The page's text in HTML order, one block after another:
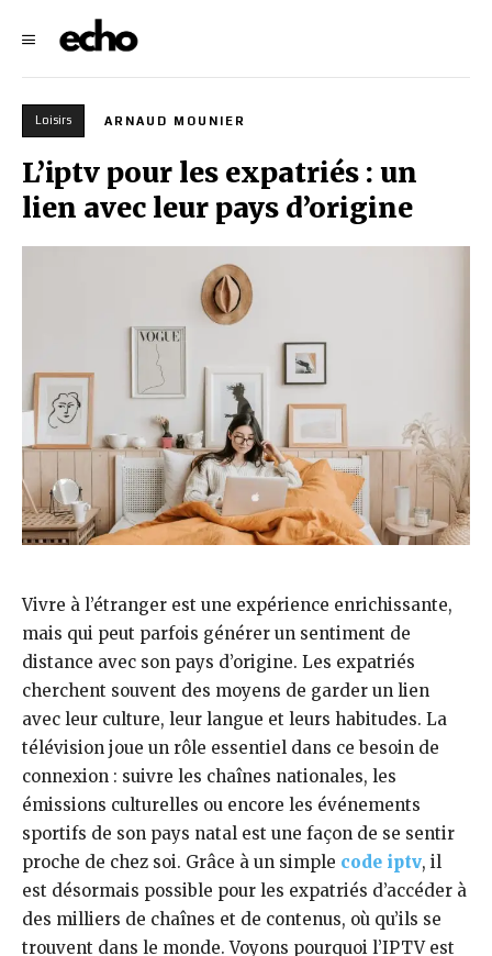
Loisirs ARNAUD MOUNIER
L’iptv pour les expatriés : un
lien avec leur pays d’origine
Vivre à l’étranger est une expérience enrichissante,
mais qui peut parfois générer un sentiment de
distance avec son pays d’origine. Les expatriés
cherchent souvent des moyens de garder un lien
avec leur culture, leur langue et leurs habitudes. La
télévision joue un rôle essentiel dans ce besoin de
connexion : suivre les chaînes nationales, les
émissions culturelles ou encore les événements
sportifs de son pays natal est une façon de se sentir
proche de chez soi. Grâce à un simple code iptv, il
est désormais possible pour les expatriés d’accéder à
des milliers de chaînes et de contenus, où qu’ils se
trouvent dans le monde. Voyons pourquoi l’IPTV est